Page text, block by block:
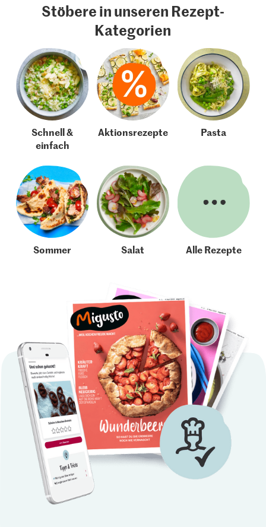
Stöbere in unseren Rezept-
Kategorien
Schnell &
einfach
Aktionsrezepte Pasta
Sommer Salat Alle Rezepte